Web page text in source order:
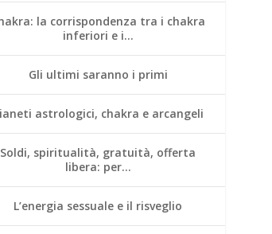
la corrispondenza tra i chakra
inferiori e i…
Gli ultimi saranno i primi
astrologici, chakra e arcangeli
Soldi, spiritualità, gratuità, offerta
libera: per…
L’energia sessuale e il risveglio